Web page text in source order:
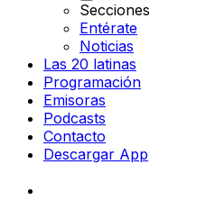
Secciones
Entérate
Noticias
Las 20 latinas
Programación
Emisoras
Podcasts
Contacto
Descargar App